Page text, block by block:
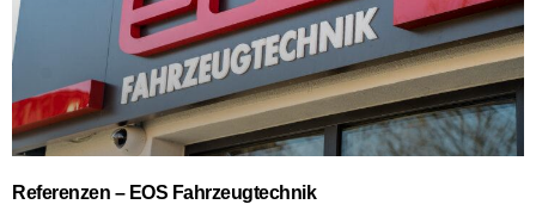
Referenzen – EOS Fahrzeugtechnik